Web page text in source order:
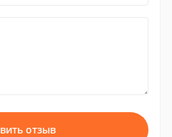
отзыв